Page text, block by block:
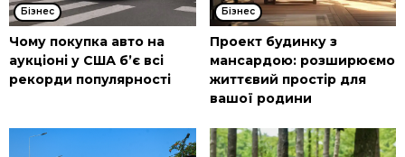
Бізнес
Чому покупка авто на
аукціоні у США б’є всі
рекорди популярності
Бізнес
Проект будинку з
мансардою: розширюємо
життєвий простір для
вашої родини